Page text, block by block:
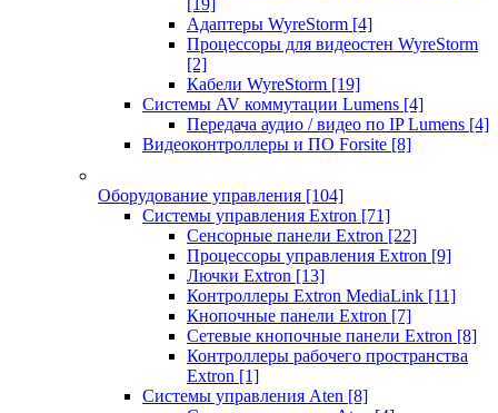
[19]
Адаптеры WyreStorm [4]
Процессоры для видеостен WyreStorm
[2]
Кабели WyreStorm [19]
Системы AV коммутации Lumens [4]
Передача аудио / видео по IP Lumens [4]
Видеоконтроллеры и ПО Forsite [8]
Оборудование управления [104]
Системы управления Extron [71]
Сенсорные панели Extron [22]
Процессоры управления Extron [9]
Лючки Extron [13]
Контроллеры Extron MediaLink [11]
Кнопочные панели Extron [7]
Сетевые кнопочные панели Extron [8]
Контроллеры рабочего пространства
Extron [1]
Системы управления Aten [8]